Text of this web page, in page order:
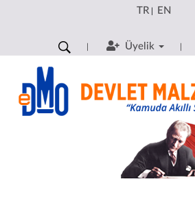
TR| EN
Üyelik